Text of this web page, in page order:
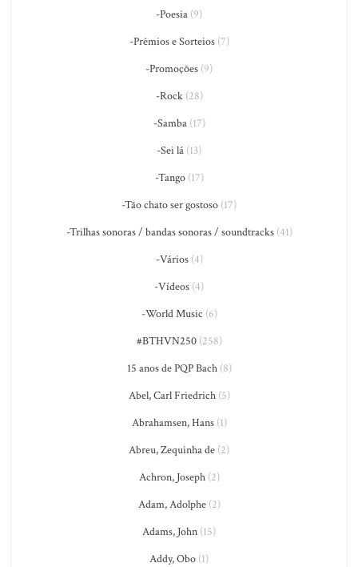
-Poesia (9)
-Prêmios e Sorteios(7)
-Promoções (9)
-Rock(28)
-Samba(17)
-Sei lá (13)
-Tango(17)
-Tão chato ser gostoso (17)
-Trilhas sonoras / bandas sonoras / soundtracks(41)
-Vários(4)
-Vídeos (4)
-World Music (6)
#BTHVN250(258)
15 anos de PQP Bach(8)
Abel, Carl Friedrich(5)
Abrahamsen, Hans(1)
Abreu, Zequinha de (2)
Achron, Joseph(2)
Adam, Adolphe(2)
Adams, John (15)
Addy, Obo (1)